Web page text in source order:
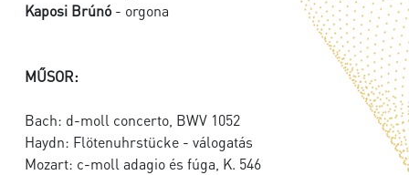
Kaposi Brúnó - orgona
MŰSOR:
Bach: d-moll concerto, BWV 1052
Haydn: Flötenuhrstücke - válogatás
Mozart: c-moll adagio és fúga, K. 546